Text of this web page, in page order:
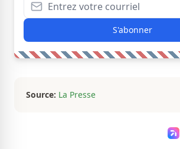
S'abonner
Source: La Presse